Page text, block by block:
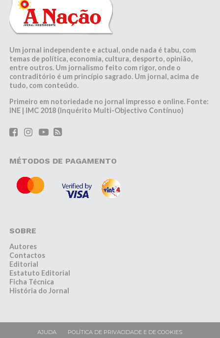
Um jornal independente e actual, onde nada é tabu, com
temas de política, economia, cultura, desporto, opinião,
entre outros. Um jornalismo feito com rigor, onde o
contraditório é um princípio sagrado. Um jornal, acima de
tudo, com conteúdo.
Primeiro em notoriedade no jornal impresso e online. Fonte:
INE | IMC 2018 (Inquérito Multi-Objectivo Contínuo)
MÉTODOS DE PAGAMENTO
SOBRE
Autores
Contactos
Editorial
Estatuto Editorial
Ficha Técnica
História do Jornal
AJUDA POLÍTICA DE PRIVACIDADE E DE COOKIES